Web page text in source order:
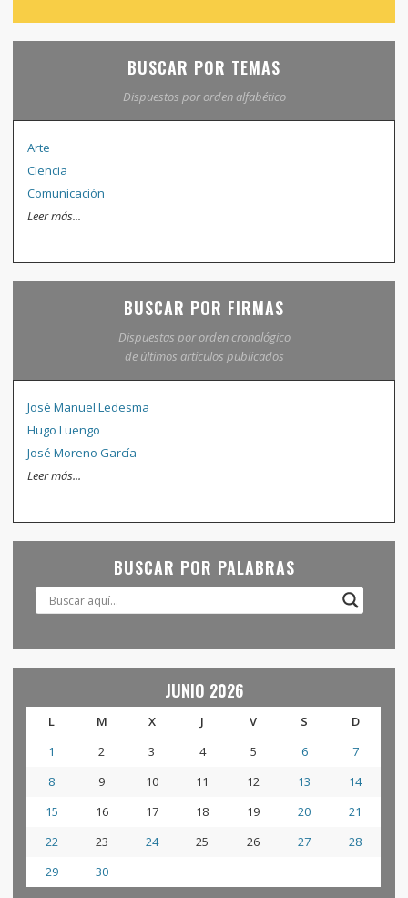
BUSCAR POR TEMAS
Dispuestos por orden alfabético
Arte
Ciencia
Comunicación
Leer más...
BUSCAR POR FIRMAS
Dispuestas por orden cronológico
de últimos artículos publicados
José Manuel Ledesma
Hugo Luengo
José Moreno García
Leer más...
BUSCAR POR PALABRAS
JUNIO 2026
L M X J V S
D
1
2 3 4 5 6
7
8
9 10 11 12 13
14
15
16 17 18 19 20
21
22
23 24 25 26 27
28
29
30